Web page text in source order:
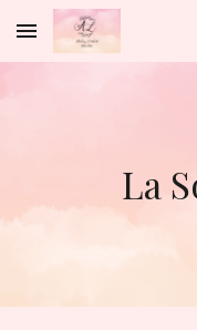
Skip to main content
La